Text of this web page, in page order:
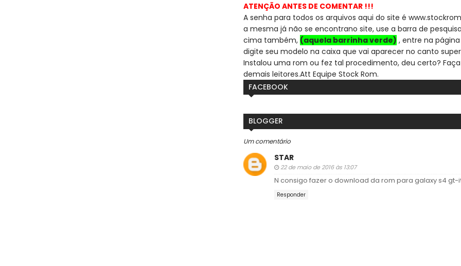
ATENÇÃO ANTES DE COMENTAR !!!
A senha para todos os arquivos aqui do site é
a mesma já não se encontrano site, use a barra de
cima também, (aquela barrinha verde) , entre na
digite seu modelo na caixa que vai aparecer no canto
Instalou uma rom ou fez tal procedimento, deu certo?
demais leitores.Att Equipe Stock Rom.
FACEBOOK
BLOGGER
Um comentário
STAR
22 de maio de 2016 às 13:07
N consigo fazer o download da rom para galaxy s4
Responder